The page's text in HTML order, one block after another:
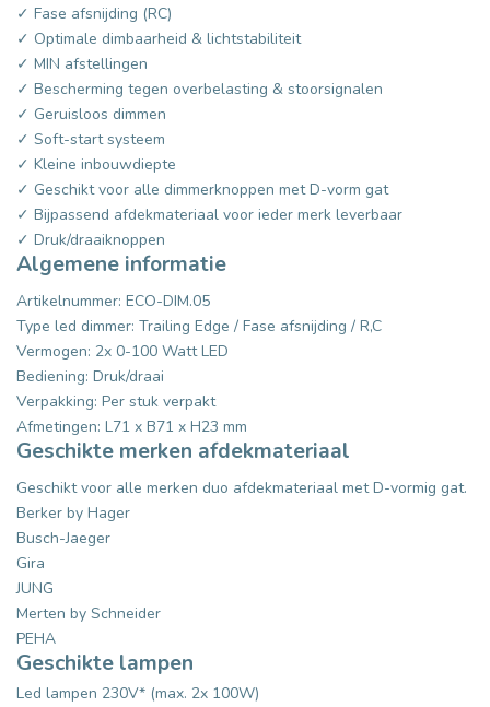
✓ Fase afsnijding (RC)
✓ Optimale dimbaarheid & lichtstabiliteit
✓ MIN afstellingen
✓ Bescherming tegen overbelasting & stoorsignalen
✓ Geruisloos dimmen
✓ Soft-start systeem
✓ Kleine inbouwdiepte
✓ Geschikt voor alle dimmerknoppen met D-vorm gat
✓ Bijpassend afdekmateriaal voor ieder merk leverbaar
✓ Druk/draaiknoppen
Algemene informatie
Artikelnummer: ECO-DIM.05
Type led dimmer: Trailing Edge / Fase afsnijding / R,C
Vermogen: 2x 0-100 Watt LED
Bediening: Druk/draai
Verpakking: Per stuk verpakt
Afmetingen: L71 x B71 x H23 mm
Geschikte merken afdekmateriaal
Geschikt voor alle merken duo afdekmateriaal met D-vormig gat.
Berker by Hager
Busch-Jaeger
Gira
JUNG
Merten by Schneider
PEHA
Geschikte lampen
Led lampen 230V* (max. 2x 100W)